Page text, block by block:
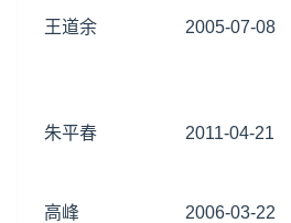
王道余 2005-07-08
朱平春 2011-04-21
高峰 2006-03-22